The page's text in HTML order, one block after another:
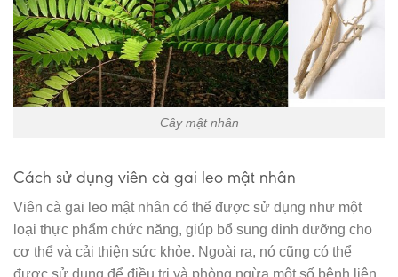
Cây mật nhân
Cách sử dụng viên cà gai leo mật nhân
Viên cà gai leo mật nhân có thể được sử dụng như một
loại thực phẩm chức năng, giúp bổ sung dinh dưỡng cho
cơ thể và cải thiện sức khỏe. Ngoài ra, nó cũng có thể